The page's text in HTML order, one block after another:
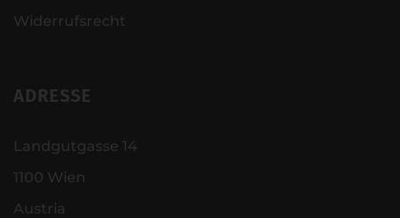
Widerrufsrecht
ADRESSE
Landgutgasse 14
1100 Wien
Austria